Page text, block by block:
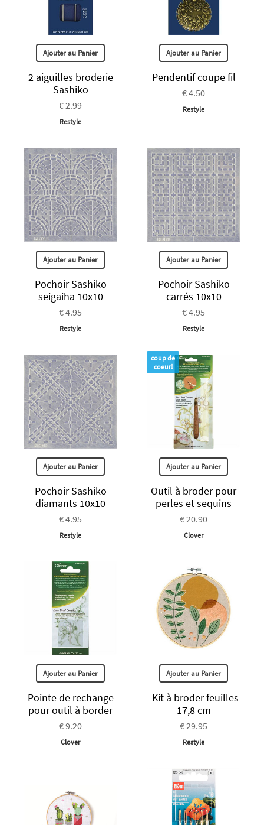
Ajouter au Panier
2 aiguilles broderie
Sashiko
€ 2.99
Restyle
Ajouter au Panier
Pendentif coupe fil
€ 4.50
Restyle
Ajouter au Panier
Pochoir Sashiko
seigaiha 10x10
€ 4.95
Restyle
Ajouter au Panier
Pochoir Sashiko
carrés 10x10
€ 4.95
Restyle
Ajouter au Panier
Pochoir Sashiko
diamants 10x10
€ 4.95
Restyle
coup de
coeur!
Ajouter au Panier
Outil à broder pour
perles et sequins
€ 20.90
Clover
Ajouter au Panier
Pointe de rechange
pour outil à border
€ 9.20
Clover
Ajouter au Panier
-Kit à broder feuilles
17,8 cm
€ 29.95
Restyle